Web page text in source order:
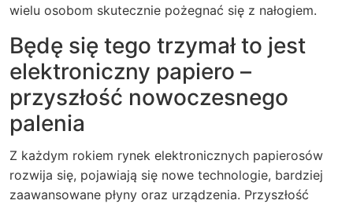
wielu osobom skutecznie pożegnać się z nałogiem.
Będę się tego trzymał to jest
elektroniczny papiero –
przyszłość nowoczesnego
palenia
Z każdym rokiem rynek elektronicznych papierosów
rozwija się, pojawiają się nowe technologie, bardziej
zaawansowane płyny oraz urządzenia. Przyszłość